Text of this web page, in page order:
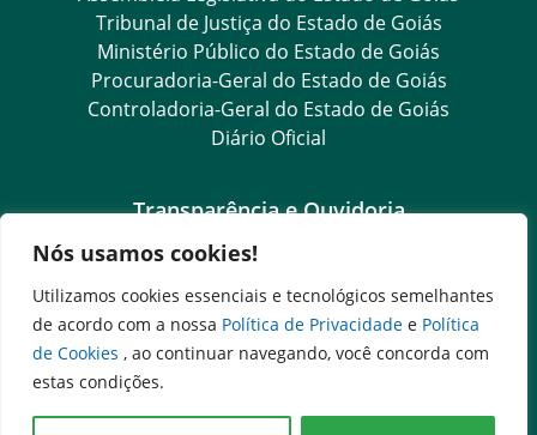
Nós usamos cookies!
Utilizamos cookies essenciais e tecnológicos semelhantes
de acordo com a nossa Política de Privacidade e Política
de Cookies , ao continuar navegando, você concorda com
estas condições.
Tribunal de Justiça do Estado de Goiás
Ministério Público do Estado de Goiás
Procuradoria-Geral do Estado de Goiás
Controladoria-Geral do Estado de Goiás
Diário Oficial
Transparência e Ouvidoria
LGPD
Goiás Transparência
Dados Abertos Goiás
SIC – Serviço de Informação ao Cidadão
e-SIC – Serviço Eletrônico de Informação ao Cidadão
Ouvidoria Setorial (Expresso)